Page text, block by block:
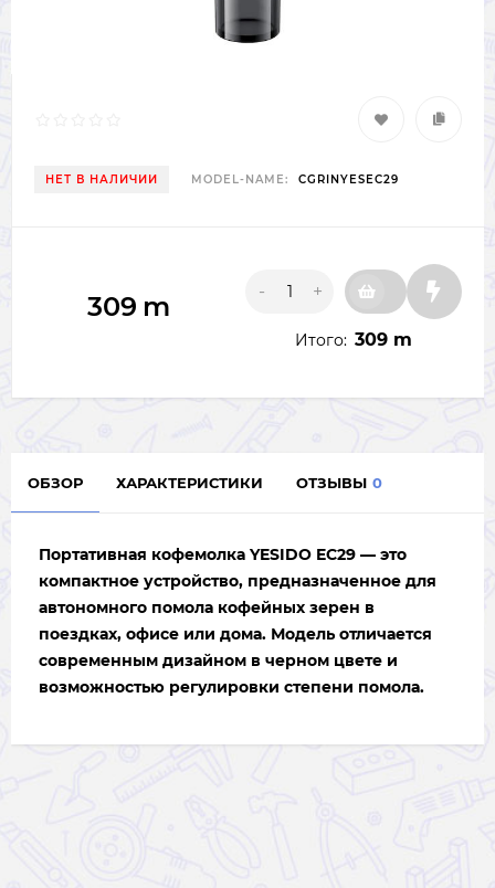
НЕТ В НАЛИЧИИ MODEL-NAME: CGRINYESEC29
309 m - +
Итого: 309 m
ОБЗОР ХАРАКТЕРИСТИКИ ОТЗЫВЫ 0
Портативная кофемолка YESIDO EC29 — это
компактное устройство, предназначенное для
автономного помола кофейных зерен в
поездках, офисе или дома. Модель отличается
современным дизайном в черном цвете и
возможностью регулировки степени помола.